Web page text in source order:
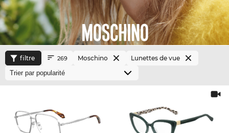
filtre 269 Moschino Lunettes de vue